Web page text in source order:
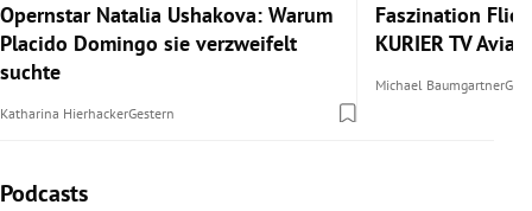
Opernstar Natalia Ushakova: Warum
Placido Domingo sie verzweifelt
suchte
Katharina HierhackerGestern
Faszination
KURIER TV
Michael Baumgartner
Podcasts
Slide 1 von 4